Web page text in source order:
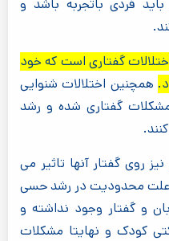
فردی باتجربه باشد و
گفتاری است که خود
همچنین اختلالات شنوایی
مشکلات گفتاری شده و رشد
روی گفتار آنها تاثیر می
علت محدودیت در رشد حسی
و گفتار وجود نداشته و
کودک و نهایتا مشکلات